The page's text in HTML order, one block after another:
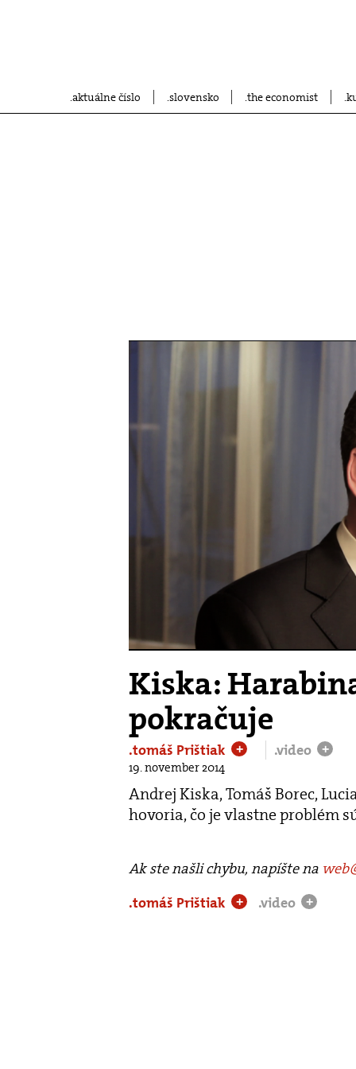
aktuálne číslo slovensko the economist
Kiska:
pokračuje
.tomáš Prištiak + .video +
19. november 2014
Andrej Kiska, Tomáš Borec,
hovoria, čo je vlastne problém
Ak ste našli chybu, napíšte na
.tomáš Prištiak
+ .video +